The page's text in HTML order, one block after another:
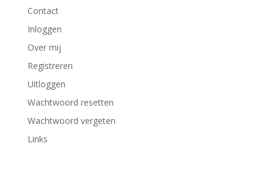
Contact
Inloggen
Over mij
Registreren
Uitloggen
Wachtwoord resetten
Wachtwoord vergeten
Links